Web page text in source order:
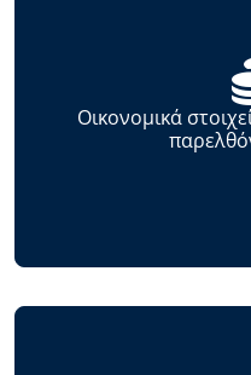
Οικονομικά